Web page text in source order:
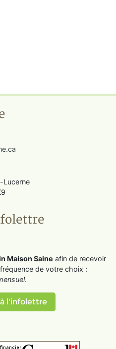
Lucerne
Maison Saine afin de recevoir
de votre choix :
.
l'infolettre